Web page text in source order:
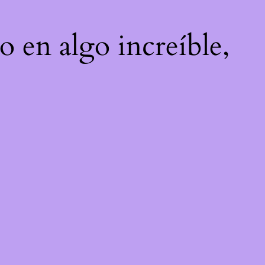
en algo increíble,